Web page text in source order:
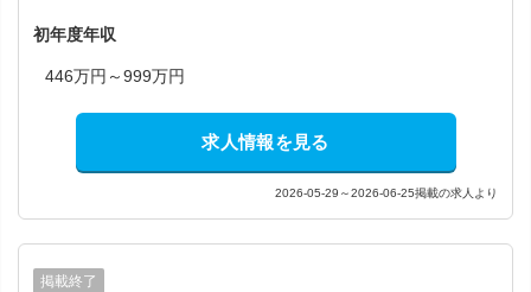
初年度年収
446万円～999万円
求人情報を見る
2026-05-29～2026-06-25掲載の求人より
掲載終了